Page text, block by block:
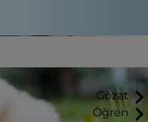
Gözat
Öğren